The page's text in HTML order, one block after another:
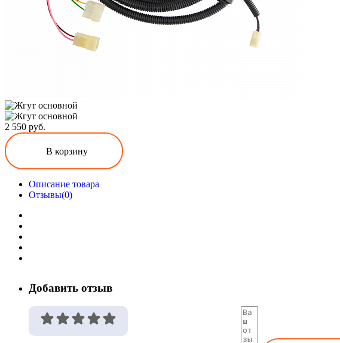
2 550 руб.
В корзину
Описание товара
Отзывы(0)
Добавить отзыв